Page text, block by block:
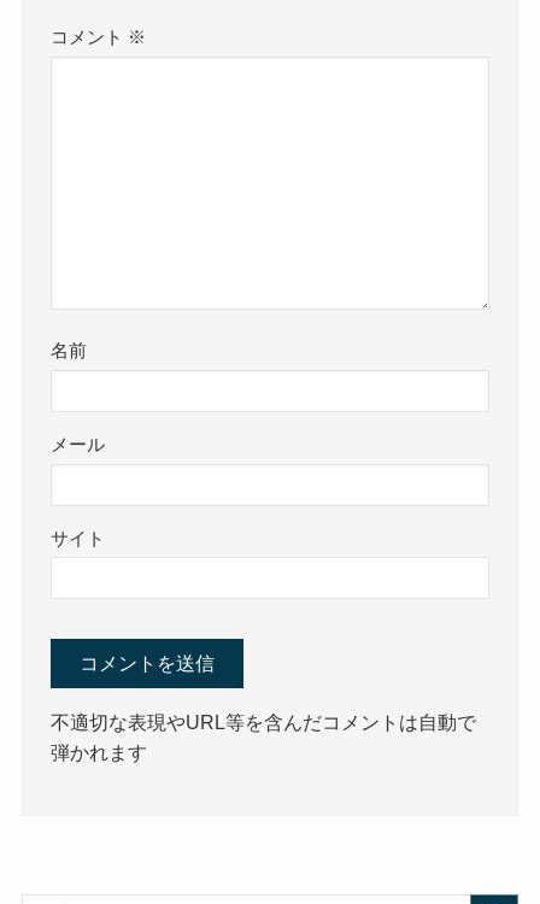
コメント ※
名前
メール
サイト
不適切な表現やURL等を含んだコメントは自動で
弾かれます